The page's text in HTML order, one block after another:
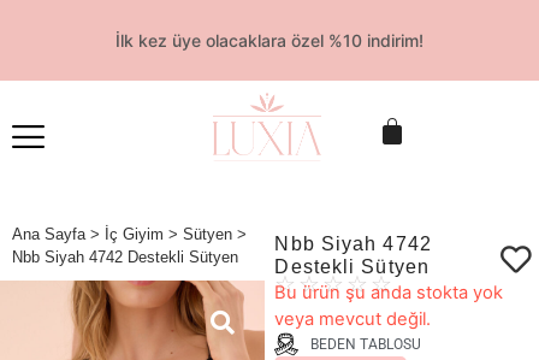
İlk kez üye olacaklara özel %10 indirim!
Ana Sayfa > İç Giyim > Sütyen >
Nbb Siyah 4742 Destekli Sütyen
Nbb Siyah 4742
Destekli Sütyen
☆☆☆ ☆ ☆
Bu ürün şu anda stokta yok
veya mevcut değil.
BEDEN TABLOSU